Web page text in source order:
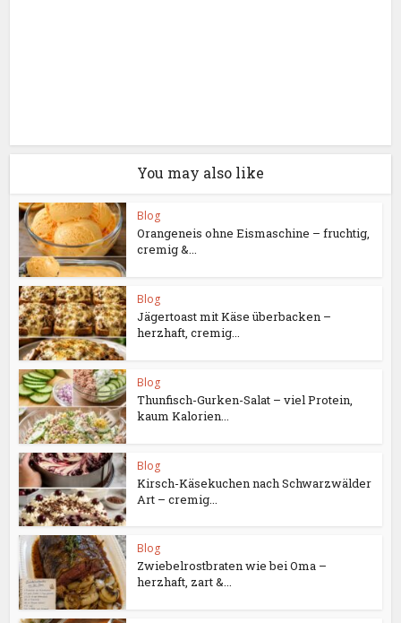
You may also like
Blog
Orangeneis ohne Eismaschine – fruchtig,
cremig &...
Blog
Jägertoast mit Käse überbacken –
herzhaft, cremig...
Blog
Thunfisch-Gurken-Salat – viel Protein,
kaum Kalorien...
Blog
Kirsch-Käsekuchen nach Schwarzwälder
Art – cremig...
Blog
Zwiebelrostbraten wie bei Oma –
herzhaft, zart &...